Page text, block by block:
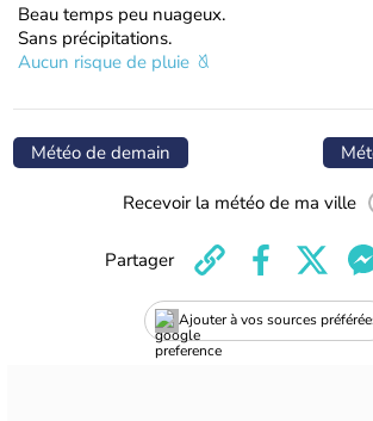
Beau temps peu nuageux.
Sans précipitations.
Aucun risque de pluie
Météo de demain
Recevoir la météo de ma ville
Ajouter à vos sources
Partager